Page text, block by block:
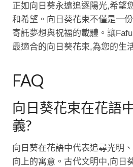
正如向日葵永遠追逐陽光,希望
和希望。向日葵花束不僅是一
寄託夢想與祝福的載體。讓
最適合的向日葵花束,為您的生
FAQ
向日葵花束在花語
義?
向日葵在花語中代表追尋光明
向上的寓意。古代文明中,向日